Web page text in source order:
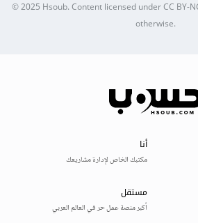
© 2025Hsoub.Content licensed underCC BY-
otherwise.